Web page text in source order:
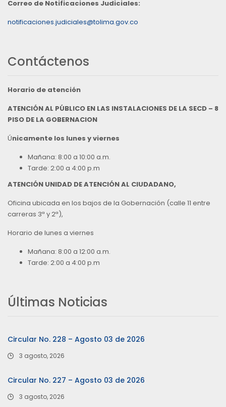
Correo de Notificaciones Judiciales:
notificaciones.judiciales@tolima.gov.co
Contáctenos
Horario de atención
ATENCIÓN AL PÚBLICO EN LAS INSTALACIONES DE LA SECD – 8
PISO DE LA GOBERNACION
Únicamente los lunes y viernes
Mañana: 8:00 a 10:00 a.m.
Tarde: 2:00 a 4:00 p.m
ATENCIÓN UNIDAD DE ATENCIÓN AL CIUDADANO,
Oficina ubicada en los bajos de la Gobernación (calle 11 entre
carreras 3ª y 2ª),
Horario de lunes a viernes
Mañana: 8:00 a 12:00 a.m.
Tarde: 2:00 a 4:00 p.m
Últimas Noticias
Circular No. 228 – Agosto 03 de 2026
3 agosto, 2026
Circular No. 227 – Agosto 03 de 2026
3 agosto, 2026